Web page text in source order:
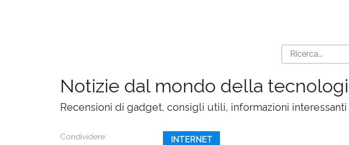
Notizie dal mondo della
Recensioni di gadget, consigli utili, informazioni
Condividere: INTERNET